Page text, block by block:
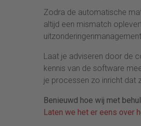
Zodra de automatische
altijd een mismatch
uitzonderingenmanagement.
Laat je adviseren door de
kennis van de software
je processen zo inricht dat
Benieuwd hoe wij met
Laten we het er eens over